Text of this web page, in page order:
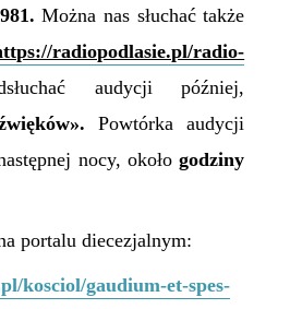
Można nas słuchać także
radiopodlasie.pl/radio-
audycji później,
Powtórka audycji
nocy, okołogodziny
portalu diecezjalnym:
kosciol/gaudium-et-spes-